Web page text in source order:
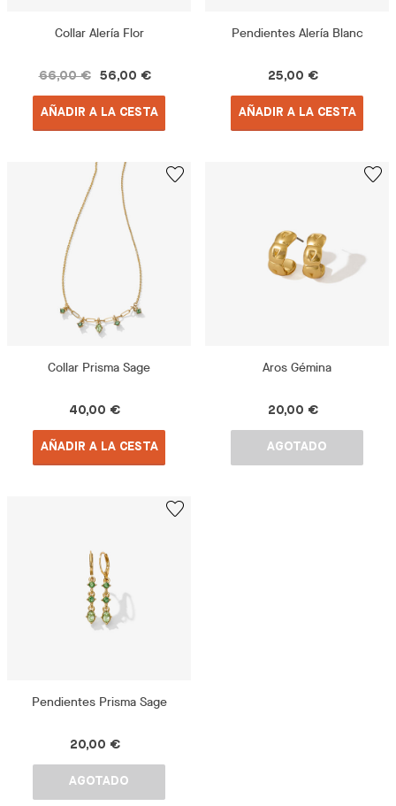
Collar Alería Flor
66,00 € 56,00 €
AÑADIR A LA CESTA
Pendientes Alería Blanc
25,00 €
AÑADIR A LA CESTA
Collar Prisma Sage
40,00 €
AÑADIR A LA CESTA
Aros Gémina
20,00 €
AGOTADO
Pendientes Prisma Sage
20,00 €
AGOTADO